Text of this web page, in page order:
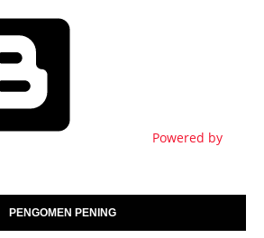
Powered by
PENGOMEN PENING